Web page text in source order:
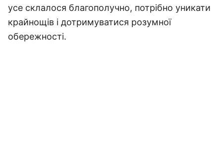
усе склалося благополучно, потрібно уникати
крайнощів і дотримуватися розумної
обережності.